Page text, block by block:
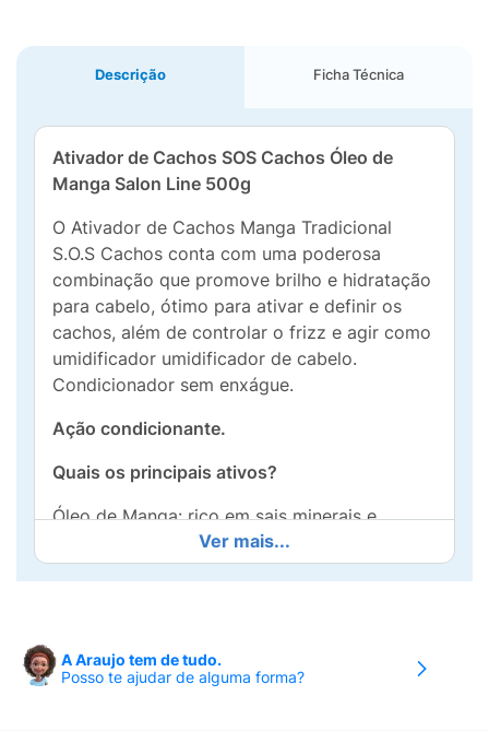
Descrição Ficha Técnica
Ativador de Cachos SOS Cachos Óleo de
Manga Salon Line 500g
O Ativador de Cachos Manga Tradicional
S.O.S Cachos conta com uma poderosa
combinação que promove brilho e hidratação
para cabelo, ótimo para ativar e definir os
cachos, além de controlar o frizz e agir como
umidificador umidificador de cabelo.
Condicionador sem enxágue.
Ação condicionante.
Quais os principais ativos?
Óleo de Manga: rico em sais minerais e
vitaminas para o cabelo, os benefícios da
manga incluem ação hidratante e nutritiva,
Queratina: excelente para uma reconstrução
capilar profunda, devolve os nutrientes que o
Ver mais...
A Araujo tem de tudo.
Posso te ajudar de alguma forma?